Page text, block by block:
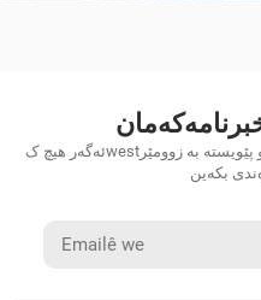
ئەگەر هیچ کwestیەکت دات، لێرە داڕێژەی ئیمەیڵێک بدە و پێویستە بە زوومێر
بکەین